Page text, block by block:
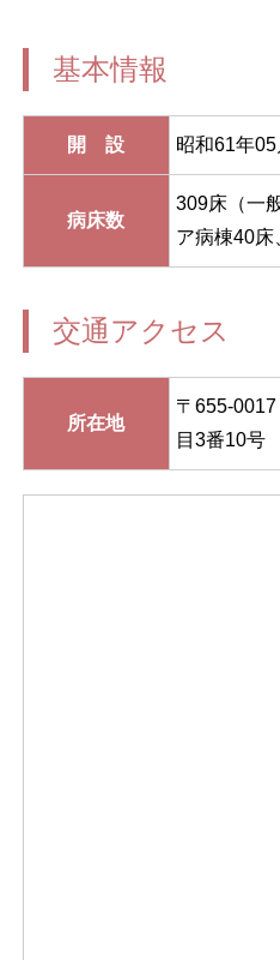
基本情報
開 設 昭和61年05
病床数
309床（一
ア病棟40床
交通アクセス
所在地
〒655-
目3番10号